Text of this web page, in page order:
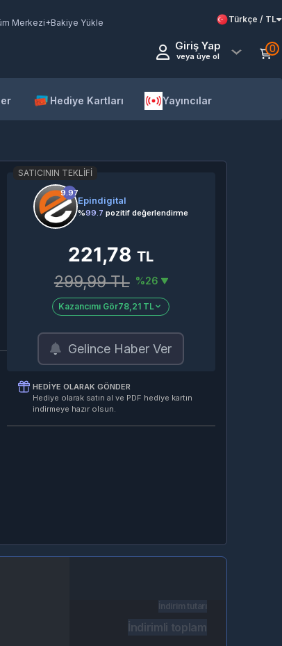
Merkezi+Bakiye Yükle Türkçe / TL
Giriş Yap
veya üye ol
0
Hediye Kartları Yayıncılar
SATICININ TEKLIFI
9.97
Epindigital
%99.7 pozitif değerlendirme
221,78TL
299,99 TL %26
Kazancımı Gör78,21 TL
Gelince Haber Ver
HEDIYE OLARAK GÖNDER
Hediye olarak satın al ve PDF hediye kartın
indirmeye hazır olsun.
İndirim tutarı
İndirimli toplam